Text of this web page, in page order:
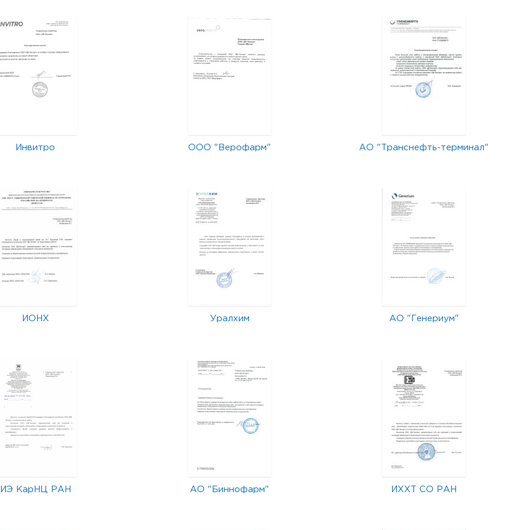
Инвитро ООО "Верофарм" АО "Транснефть-терминал"
ИОНХ Уралхим АО "Генериум"
ИЭ КарНЦ РАН АО "Биннофарм" ИХХТ СО РАН